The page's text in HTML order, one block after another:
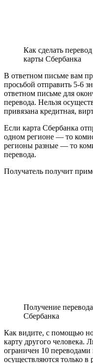
Как сделать
карты Сбербанка
В ответном письме вам
просьбой отправить 5-6
ответном письме для
перевода. Нельзя
привязана кредитная,
Если карта Сбербанка
одном регионе — то
регионы разные — то
перевода.
Получатель получит
Получение
Сбербанка
Как видите, с помощью
карту другого человека.
ограничен 10
осуществляются только